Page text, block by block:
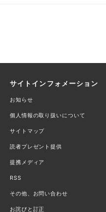
サイトインフォメーション
お知らせ
個人情報の取り扱いについて
サイトマップ
読者プレゼント提供
提携メディア
RSS
その他、お問い合わせ
お詫びと訂正